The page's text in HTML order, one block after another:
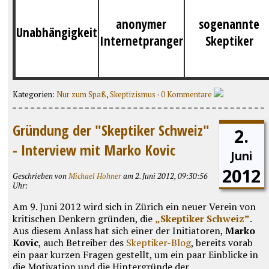
Unabhängigkeit
anonymer
Internetpranger
sogenannte
Skeptiker
Kategorien: Nur zum Spaß,Skeptizismus · 0 Kommentare
2.
Juni
2012
Gründung der "Skeptiker Schweiz"
- Interview mit Marko Kovic
Geschrieben vonMichael Hohneram 2. Juni 2012, 09:30:56
Uhr:
Am 9. Juni 2012 wird sich in Zürich ein neuer Verein von
kritischen Denkern gründen, die „Skeptiker Schweiz”.
Aus diesem Anlass hat sich einer der Initiatoren, Marko
Kovic, auch Betreiber des Skeptiker-Blog, bereits vorab
ein paar kurzen Fragen gestellt, um ein paar Einblicke in